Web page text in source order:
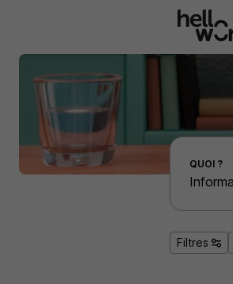
Effectuer une recherche d'emploi par localité
QUOI ?
Filtres